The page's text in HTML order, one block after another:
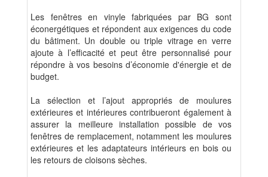
Les fenêtres en vinyle fabriquées par BG sont
éconergétiques et répondent aux exigences du code
du bâtiment. Un double ou triple vitrage en verre
ajoute à l’efficacité et peut être personnalisé pour
répondre à vos besoins d’économie d'énergie et de
budget.
La sélection et l’ajout appropriés de moulures
extérieures et intérieures contribueront également à
assurer la meilleure installation possible de vos
fenêtres de remplacement, notamment les moulures
extérieures et les adaptateurs intérieurs en bois ou
les retours de cloisons sèches.